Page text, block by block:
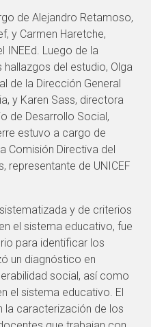
de Alejandro Retamoso,
y Carmen Haretche,
INEEd. Luego de la
del estudio, Olga
de la Dirección General
y Karen Sass, directora
de Desarrollo Social,
estuvo a cargo de
Comisión Directiva del
representante de UNICEF
y de criterios
el sistema educativo, fue
para identificar los
un diagnóstico en
social, así como
el sistema educativo. El
la caracterización de los